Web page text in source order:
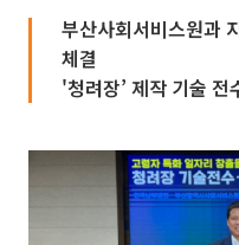
부산사회서비스원과
체결
'청려장’ 제작 기술 전